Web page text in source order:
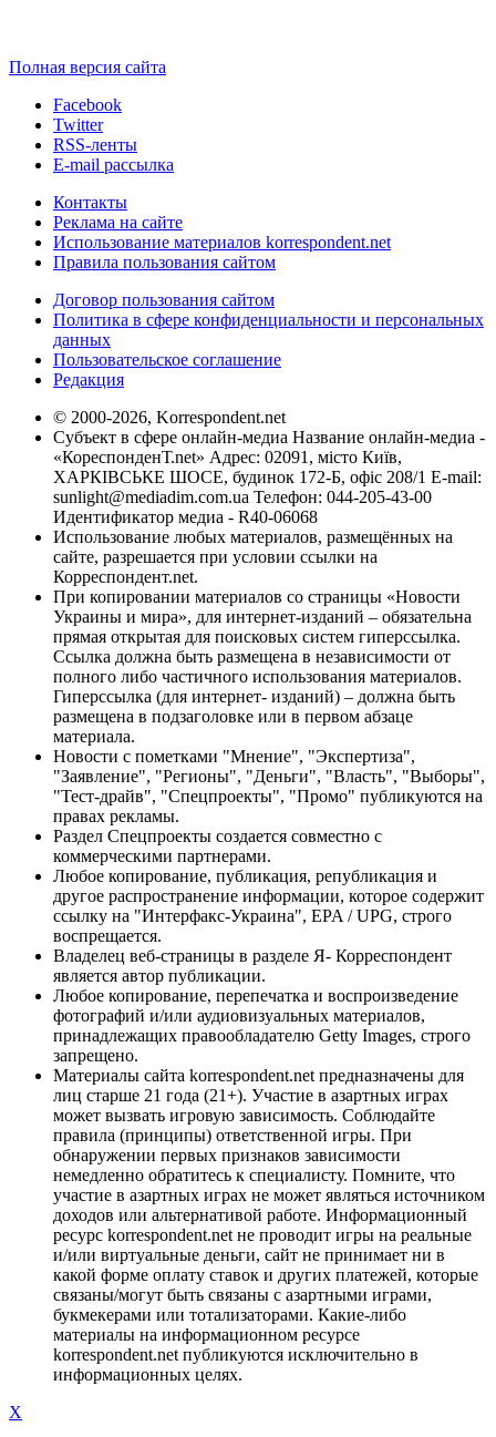
Полная версия сайта
Facebook
Twitter
RSS-ленты
E-mail рассылка
Контакты
Реклама на сайте
Использование материалов korrespondent.net
Правила пользования сайтом
Договор пользования сайтом
Политика в сфере конфиденциальности и персональных
данных
Пользовательское соглашение
Редакция
© 2000-2026, Korrespondent.net
Субъект в сфере онлайн-медиа Название онлайн-медиа -
«КореспонденТ.net» Адрес: 02091, місто Київ,
ХАРКІВСЬКЕ ШОСЕ, будинок 172-Б, офіс 208/1 E-mail:
sunlight@mediadim.com.ua Телефон: 044-205-43-00
Идентификатор медиа - R40-06068
Использование любых материалов, размещённых на
сайте, разрешается при условии ссылки на
Корреспондент.net.
При копировании материалов со страницы «Новости
Украины и мира», для интернет-изданий – обязательна
прямая открытая для поисковых систем гиперссылка.
Ссылка должна быть размещена в независимости от
полного либо частичного использования материалов.
Гиперссылка (для интернет- изданий) – должна быть
размещена в подзаголовке или в первом абзаце
материала.
Новости с пометками "Мнение", "Экспертиза",
"Заявление", "Регионы", "Деньги", "Власть", "Выборы",
"Тест-драйв", "Спецпроекты", "Промо" публикуются на
правах рекламы.
Раздел Спецпроекты создается совместно с
коммерческими партнерами.
Любое копирование, публикация, републикация и
другое распространение информации, которое содержит
ссылку на "Интерфакс-Украина", EPA / UPG, строго
воспрещается.
Владелец веб-страницы в разделе Я- Корреспондент
является автор публикации.
Любое копирование, перепечатка и воспроизведение
фотографий и/или аудиовизуальных материалов,
принадлежащих правообладателю Getty Images, строго
запрещено.
Материалы сайта korrespondent.net предназначены для
лиц старше 21 года (21+). Участие в азартных играх
может вызвать игровую зависимость. Соблюдайте
правила (принципы) ответственной игры. При
обнаружении первых признаков зависимости
немедленно обратитесь к специалисту. Помните, что
участие в азартных играх не может являться источником
доходов или альтернативой работе. Информационный
ресурс korrespondent.net не проводит игры на реальные
и/или виртуальные деньги, сайт не принимает ни в
какой форме оплату ставок и других платежей, которые
связаны/могут быть связаны с азартными играми,
букмекерами или тотализаторами. Какие-либо
материалы на информационном ресурсе
korrespondent.net публикуются исключительно в
информационных целях.
X